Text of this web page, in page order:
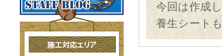
今回は作成
養生シート